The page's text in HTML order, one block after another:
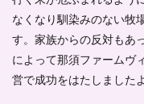
なくなり馴染みのない牧
す。家族からの反対もあ
によって那須ファームヴ
営で成功をはたしましたよ